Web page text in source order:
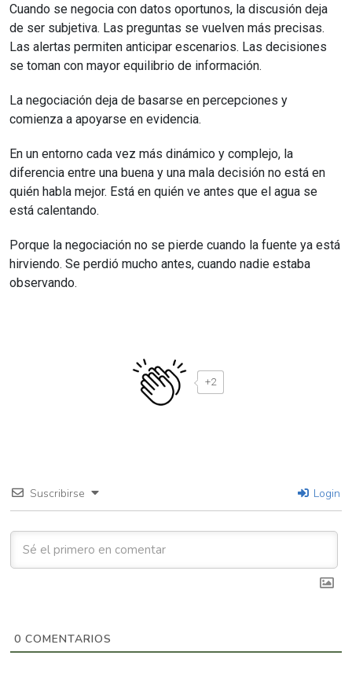
Cuando se negocia con datos oportunos, la discusión deja
de ser subjetiva. Las preguntas se vuelven más precisas.
Las alertas permiten anticipar escenarios. Las decisiones
se toman con mayor equilibrio de información.
La negociación deja de basarse en percepciones y
comienza a apoyarse en evidencia.
En un entorno cada vez más dinámico y complejo, la
diferencia entre una buena y una mala decisión no está en
quién habla mejor. Está en quién ve antes que el agua se
está calentando.
Porque la negociación no se pierde cuando la fuente ya está
hirviendo. Se perdió mucho antes, cuando nadie estaba
observando.
+2
Suscribirse Login
0 COMENTARIOS